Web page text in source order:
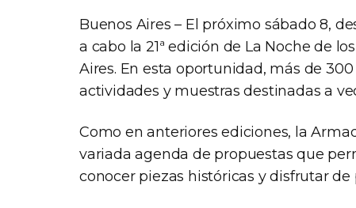
Buenos Aires – El próximo sábado 8,
a cabo la 21ª edición de La Noche de
Aires. En esta oportunidad, más de
actividades y muestras destinadas a
Como en anteriores ediciones, la
variada agenda de propuestas que
conocer piezas históricas y disfrutar